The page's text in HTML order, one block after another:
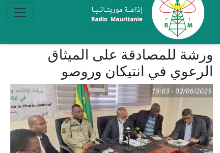
ورشة للمصادقة على الميثاق
الرعوي في انتيكان وروصو
02/06/2025 - 19:03